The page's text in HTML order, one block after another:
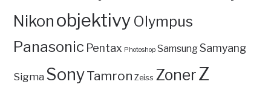
Nikon objektivy Olympus
Panasonic Pentax Photoshop SamsungSamyang
Sigma SonyTamron Zeiss ZonerZ